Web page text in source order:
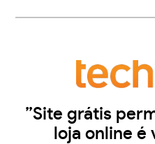
”Site grátis
loja online é